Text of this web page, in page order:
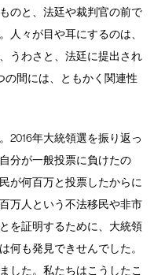
のと、法廷や裁判官の前で
人々が目や耳にするのは、
うわさと、法廷に提出され
の間には、ともかく関連性
2016年大統領選を振り返っ
分が一般投票に負けたの
が何百万と投票したからに
万人という不法移民や非市
を証明するために、大統領
何も発見できせんでした。
した。私たちはこうしたこ